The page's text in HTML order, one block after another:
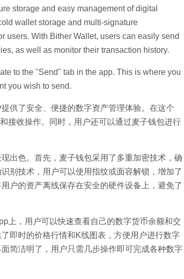
storage and easy management of digital
wallet storage and multi-signature
users. With Bither Wallet, users can easily send
as well as monitor their transaction history.
to the "Send" tab in the app. This is where you
you wish to send.
供了安全、便捷的数字资产管理体验。在这个
接收操作。同时，用户还可以通过麦子钱包进行
出色。首先，麦子钱包采用了多重加密技术，确
别技术，用户可以使用指纹或面容解锁，增加了
户的资产离线保存在安全的硬件设备上，避免了
上，用户可以快速查看自己的数字货币余额和交
即时的价格行情和K线图表，方便用户进行数字
简洁明了，用户只需几步操作即可完成各种数字